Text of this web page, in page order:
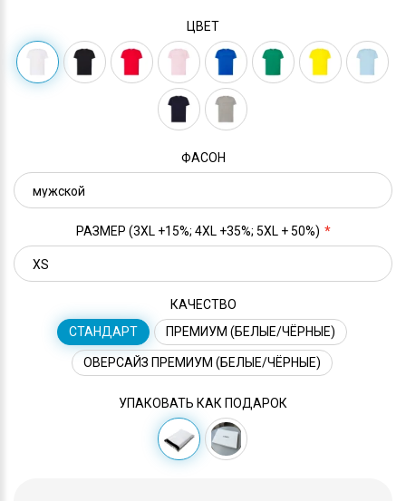
ЦВЕТ
ФАСОН
РАЗМЕР (3XL +15%; 4XL +35%; 5XL + 50%)
КАЧЕСТВО
СТАНДАРТ
ПРЕМИУМ (БЕЛЫЕ/ЧЁРНЫЕ)
ОВЕРСАЙЗ ПРЕМИУМ (БЕЛЫЕ/ЧЁРНЫЕ)
УПАКОВАТЬ КАК ПОДАРОК